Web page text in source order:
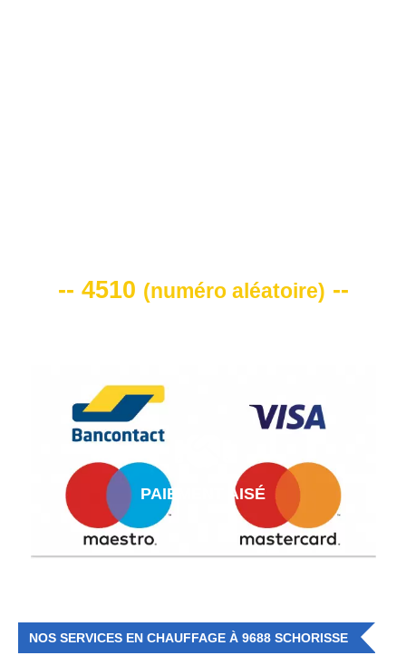
-- 4510 (numéro aléatoire) --
PAIEMENT AISÉ
NOS SERVICES EN CHAUFFAGE À 9688 SCHORISSE